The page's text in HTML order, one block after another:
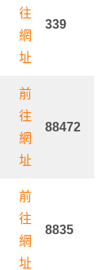
往
網
址
339
前
往
網
址
88472
前
往
網
址
8835